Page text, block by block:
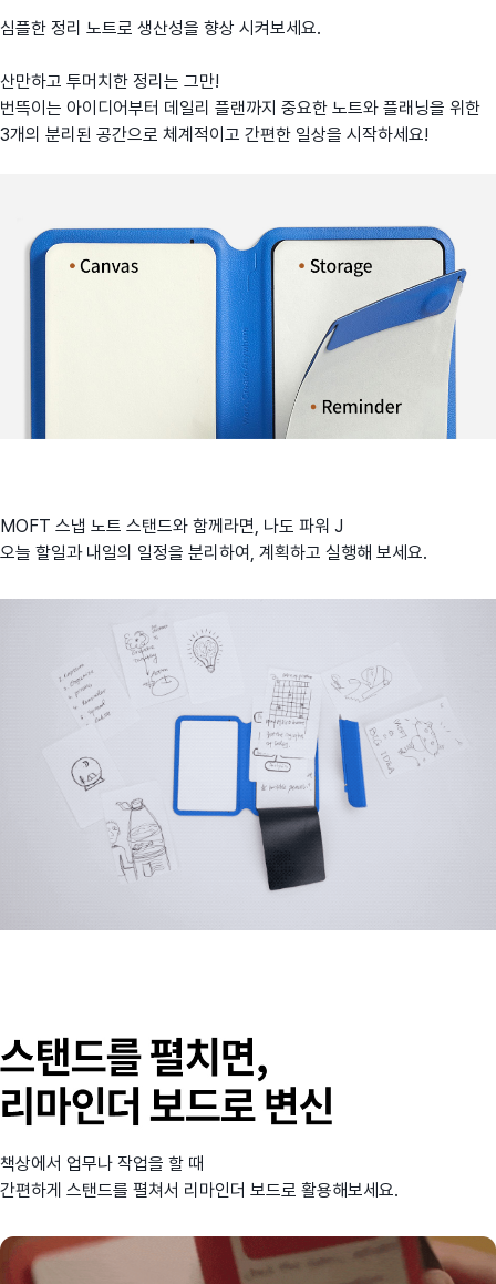
심플한 정리 노트로 생산성을 향상 시켜보세요.
산만하고 투머치한 정리는 그만!
번뜩이는 아이디어부터 데일리 플랜까지 중요한 노트와 플래닝을 위한
3개의 분리된 공간으로 체계적이고 간편한 일상을 시작하세요!
MOFT 스냅 노트 스탠드와 함께라면, 나도 파워 J
오늘 할일과 내일의 일정을 분리하여, 계획하고 실행해 보세요.
책상에서 업무나 작업을 할 때
간편하게 스탠드를 펼쳐서 리마인더 보드로 활용해보세요.